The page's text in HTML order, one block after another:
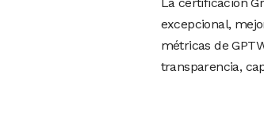
excepcional,
métricas de
transparencia,